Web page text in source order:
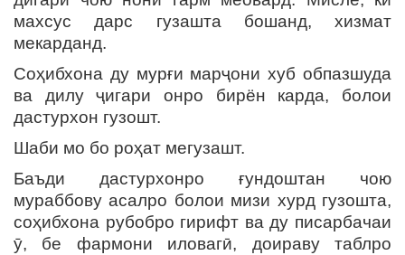
махсус дарс гузашта бошанд, хизмат
мекарданд.
Соҳибхона ду мурғи марҷони хуб обпазшуда
ва дилу ҷигари онро бирён карда, болои
дастурхон гузошт.
Шаби мо бо роҳат мегузашт.
Баъди дастурхонро ғундоштан чою
мураббову асалро болои мизи хурд гузошта,
соҳибхона рубобро гирифт ва ду писарбачаи
ӯ, бе фармони иловагӣ, доираву таблро